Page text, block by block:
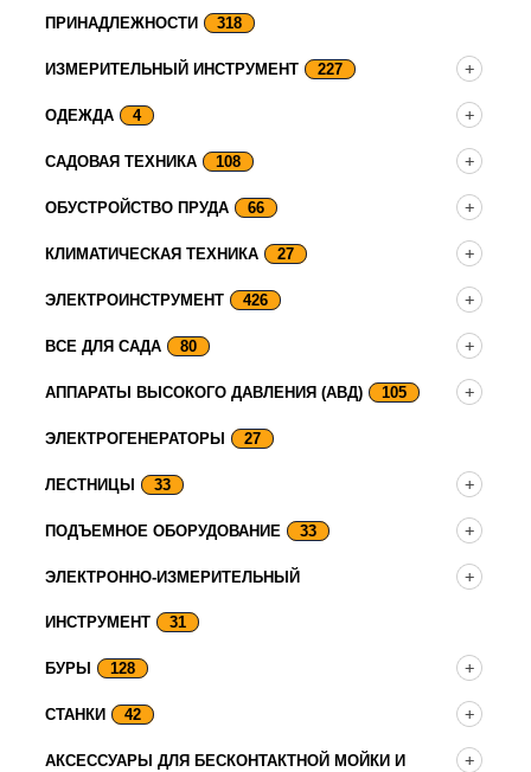
ПРИНАДЛЕЖНОСТИ 318
ИЗМЕРИТЕЛЬНЫЙ ИНСТРУМЕНТ 227
ОДЕЖДА 4
САДОВАЯ ТЕХНИКА 108
ОБУСТРОЙСТВО ПРУДА 66
КЛИМАТИЧЕСКАЯ ТЕХНИКА 27
ЭЛЕКТРОИНСТРУМЕНТ 426
ВСЕ ДЛЯ САДА 80
АППАРАТЫ ВЫСОКОГО ДАВЛЕНИЯ (АВД) 105
ЭЛЕКТРОГЕНЕРАТОРЫ 27
ЛЕСТНИЦЫ 33
ПОДЪЕМНОЕ ОБОРУДОВАНИЕ 33
ЭЛЕКТРОННО-ИЗМЕРИТЕЛЬНЫЙ
ИНСТРУМЕНТ 31
БУРЫ 128
СТАНКИ 42
АКСЕССУАРЫ ДЛЯ БЕСКОНТАКТНОЙ МОЙКИ И